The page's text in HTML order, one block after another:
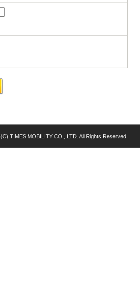
(C) TIMES MOBILITY CO., LTD. All Rights Reserved.